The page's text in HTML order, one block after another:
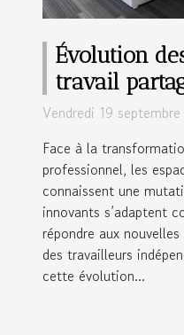
Évolution
travail
des besoins
Vendredi 19
Face à la
professionnel, les
connaissent une
innovants s’adaptent
répondre aux
des travailleurs
cette évolution...